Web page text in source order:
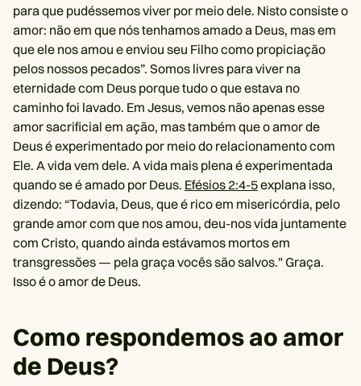
para que pudéssemos viver por meio dele. Nisto consiste o
amor: não em que nós tenhamos amado a Deus, mas em
que ele nos amou e enviou seu Filho como propiciação
pelos nossos pecados”. Somos livres para viver na
eternidade com Deus porque tudo o que estava no
caminho foi lavado. Em Jesus, vemos não apenas esse
amor sacrificial em ação, mas também que o amor de
Deus é experimentado por meio do relacionamento com
Ele. A vida vem dele. A vida mais plena é experimentada
quando se é amado por Deus. Efésios 2:4-5explana isso,
dizendo: “Todavia, Deus, que é rico em misericórdia, pelo
grande amor com que nos amou, deu-nos vida juntamente
com Cristo, quando ainda estávamos mortos em
transgressões — pela graça vocês são salvos." Graça.
Isso é o amor de Deus.
Como respondemos ao amor
de Deus?